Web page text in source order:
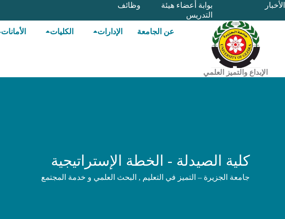
تخطي
إلى
الأخبار
بوابة أعضاء هيئة
التدريس
وظائف
الإبداع والتميز العلمي
عن الجامعة الإدارات الكليات الأمانات
كلية الصيدلة - الخطة الإستراتيجية
جامعة الجزيرة – التميز في التعليم , البحث العلمي و خدمة المجتمع